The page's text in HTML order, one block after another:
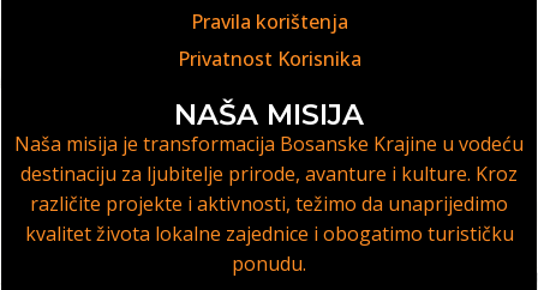
Pravila korištenja
Privatnost Korisnika
NAŠA MISIJA
Naša misija je transformacija Bosanske Krajine u vodeću
destinaciju za ljubitelje prirode, avanture i kulture. Kroz
različite projekte i aktivnosti, težimo da unaprijedimo
kvalitet života lokalne zajednice i obogatimo turističku
ponudu.